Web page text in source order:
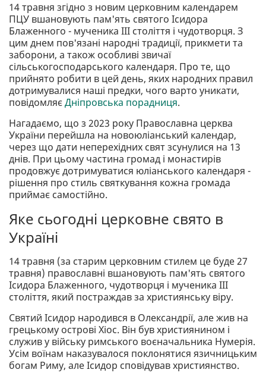
14 травня згідно з новим церковним календарем
ПЦУ вшановують пам'ять святого Ісидора
Блаженного - мученика III століття і чудотворця. З
цим днем пов'язані народні традиції, прикмети та
заборони, а також особливі звичаї
сільськогосподарського календаря. Про те, що
прийнято робити в цей день, яких народних правил
дотримувалися наші предки, чого варто уникати,
повідомляєДніпровська порадниця.
Нагадаємо, що з 2023 року Православна церква
України перейшла на новоюліанський календар,
через що дати неперехідних свят зсунулися на 13
днів. При цьому частина громад і монастирів
продовжує дотримуватися юліанського календаря -
рішення про стиль святкування кожна громада
приймає самостійно.
Яке сьогодні церковне свято в
Україні
14 травня (за старим церковним стилем це буде 27
травня) православні вшановують пам'ять святого
Ісидора Блаженного, чудотворця і мученика III
століття, який постраждав за християнську віру.
Святий Ісидор народився в Олександрії, але жив на
грецькому острові Хіос. Він був християнином і
служив у війську римського воєначальника Нумерія.
Усім воїнам наказувалося поклонятися язичницьким
богам Риму, але Ісидор сповідував християнство.